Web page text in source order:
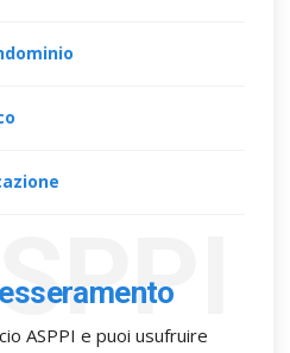
ASPPI e puoi usufruire